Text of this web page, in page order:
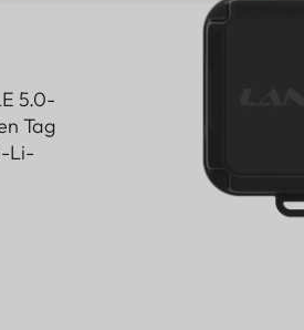
5.0-
Tag
Li-